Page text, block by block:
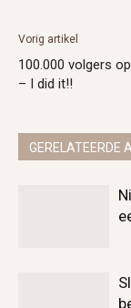
Vorig artikel
100.000 volgers
– I did it!!
GERELATEERDE